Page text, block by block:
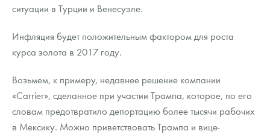
ситуации в Турции и Венесуэле.
Инфляция будет положительным фактором для роста
курса золота в 2017 году.
Возьмем, к примеру, недавнее решение компании
«Carrier», сделанное при участии Трампа, которое, по его
словам предотвратило депортацию более тысячи рабочих
в Мексику. Можно приветствовать Трампа и вице-